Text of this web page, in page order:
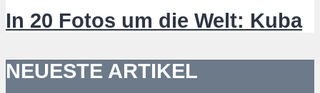
In 20 Fotos um die Welt: Kuba
NEUESTE ARTIKEL